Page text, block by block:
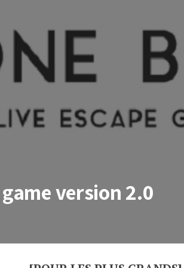
version 2.0